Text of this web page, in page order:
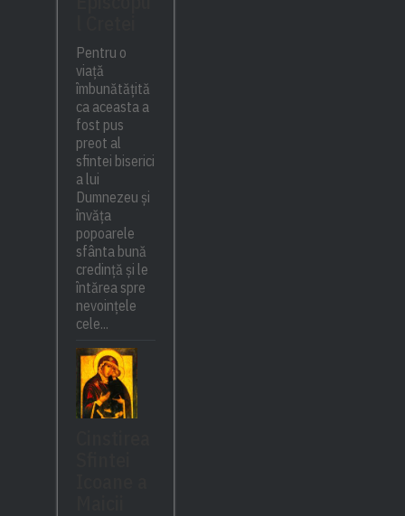
Pentru o
viață
îmbunătățită
ca aceasta a
fost pus
preot al
sfintei biserici
a lui
Dumnezeu și
învăța
popoarele
sfânta bună
credință și le
întărea spre
nevoințele
cele...